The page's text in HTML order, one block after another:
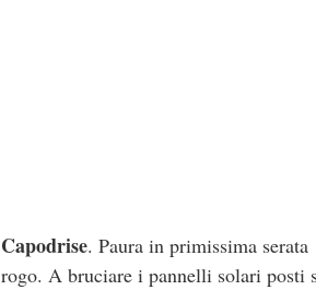
Capodrise. Paura in primissima
rogo. A bruciare i pannelli solari posti